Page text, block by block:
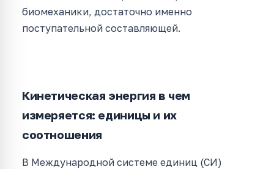
биомеханики, достаточно именно
поступательной составляющей.
Кинетическая энергия в чем
измеряется: единицы и их
соотношения
В Международной системе единиц (СИ)